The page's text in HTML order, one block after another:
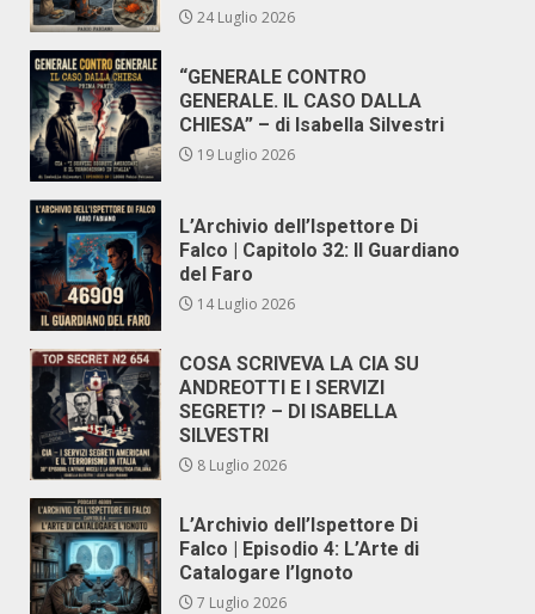
24 Luglio 2026
“GENERALE CONTRO
GENERALE. IL CASO DALLA
CHIESA” – di Isabella Silvestri
19 Luglio 2026
L’Archivio dell’Ispettore Di
Falco | Capitolo 32: Il Guardiano
del Faro
14 Luglio 2026
COSA SCRIVEVA LA CIA SU
ANDREOTTI E I SERVIZI
SEGRETI? – DI ISABELLA
SILVESTRI
8 Luglio 2026
L’Archivio dell’Ispettore Di
Falco | Episodio 4: L’Arte di
Catalogare l’Ignoto
7 Luglio 2026